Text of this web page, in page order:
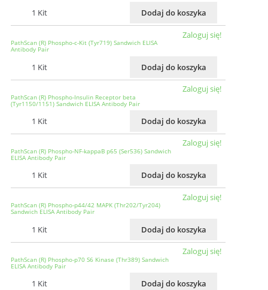
1 Kit Dodaj do koszyka
PathScan (R) Phospho-c-Kit (Tyr719) Sandwich ELISA
Antibody Pair
1 Kit
Zaloguj się!
Dodaj do koszyka
PathScan (R) Phospho-Insulin Receptor beta
(Tyr1150/1151) Sandwich ELISA Antibody Pair
1 Kit
Zaloguj się!
Dodaj do koszyka
PathScan (R) Phospho-NF-kappaB p65 (Ser536) Sandwich
ELISA Antibody Pair
1 Kit
Zaloguj się!
Dodaj do koszyka
PathScan (R) Phospho-p44/42 MAPK (Thr202/Tyr204)
Sandwich ELISA Antibody Pair
1 Kit
Zaloguj się!
Dodaj do koszyka
PathScan (R) Phospho-p70 S6 Kinase (Thr389) Sandwich
ELISA Antibody Pair
1 Kit
Zaloguj się!
Dodaj do koszyka